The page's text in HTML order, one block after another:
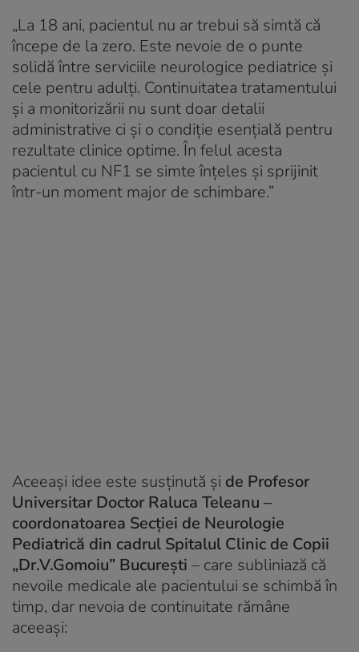
„La 18 ani, pacientul nu ar trebui să simtă că
începe de la zero. Este nevoie de o punte
solidă între serviciile neurologice pediatrice și
cele pentru adulți. Continuitatea tratamentului
și a monitorizării nu sunt doar detalii
administrative ci și o condiție esențială pentru
rezultate clinice optime. În felul acesta
pacientul cu NF1 se simte înțeles și sprijinit
într-un moment major de schimbare.”
Aceeași idee este susținută și de Profesor
Universitar Doctor Raluca Teleanu –
coordonatoarea Secției de Neurologie
Pediatrică din cadrul Spitalul Clinic de Copii
„Dr.V.Gomoiu” București – care subliniază că
nevoile medicale ale pacientului se schimbă în
timp, dar nevoia de continuitate rămâne
aceeași: